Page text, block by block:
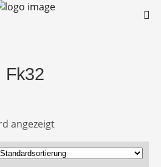
Fk32
angezeigt